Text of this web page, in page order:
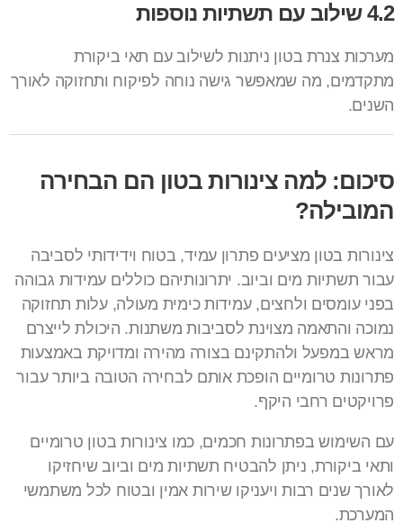
4.2 שילוב עם תשתיות נוספות
מערכות צנרת בטון ניתנות לשילוב עם תאי ביקורת
מתקדמים, מה שמאפשר גישה נוחה לפיקוח ותחזוקה לאורך
השנים.
סיכום: למה צינורות בטון הם הבחירה
המובילה?
צינורות בטון מציעים פתרון עמיד, בטוח וידידותי לסביבה
עבור תשתיות מים וביוב. יתרונותיהם כוללים עמידות גבוהה
בפני עומסים ולחצים, עמידות כימית מעולה, עלות תחזוקה
נמוכה והתאמה מצוינת לסביבות משתנות. היכולת לייצרם
מראש במפעל ולהתקינם בצורה מהירה ומדויקת באמצעות
פתרונות טרומיים הופכת אותם לבחירה הטובה ביותר עבור
פרויקטים רחבי היקף.
עם השימוש בפתרונות חכמים, כמו צינורות בטון טרומיים
ותאי ביקורת, ניתן להבטיח תשתיות מים וביוב שיחזיקו
לאורך שנים רבות ויעניקו שירות אמין ובטוח לכל משתמשי
המערכת.